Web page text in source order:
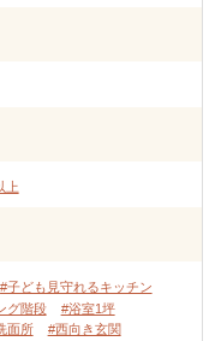
上
#子ども見守れるキッチン
グ階段
#浴室1坪
面所
#西向き玄関